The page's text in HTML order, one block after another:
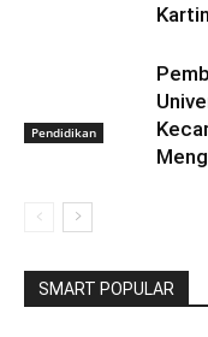
Pendidikan
SMART POPULAR